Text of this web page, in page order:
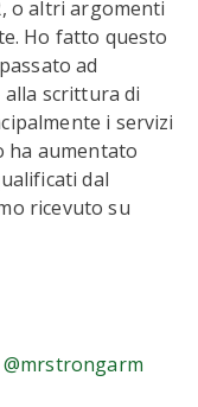
o altri argomenti
Ho fatto questo
ad
scrittura di
i servizi
ha aumentato
dal
ricevuto su
@mrstrongarm